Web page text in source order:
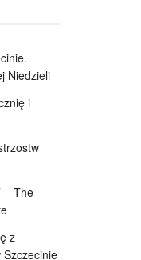
Niedzieli
i
– The
z